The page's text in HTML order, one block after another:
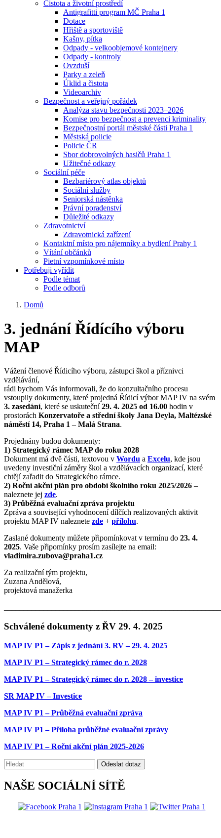
Čistota a životní prostředí
Antigrafitti program MČ Praha 1
Dotace
Hřiště a sportoviště
Kašny, pítka
Odpady - velkoobjemové kontejnery
Odpady - kontroly
Ovzduší
Parky a zeleň
Úklid a čistota
Videoarchiv
Bezpečnost a veřejný pořádek
Analýza stavu bezpečnosti 2023–2026
Komise pro bezpečnost a prevenci kriminality
Bezpečnostní portál městské části Praha 1
Městská policie
Policie ČR
Sbor dobrovolných hasičů Praha 1
Užitečné odkazy
Sociální péče
Bezbariérový atlas objektů
Sociální služby
Seniorská nástěnka
Právní poradenství
Důležité odkazy
Zdravotnictví
Zdravotnická zařízení
Kontaktní místo pro nájemníky a bydlení Prahy 1
Vítání občánků
Pietní vzpomínkové místo
Potřebuji vyřídit
Podle témat
Podle odborů
Domů
3. jednání Řídícího výboru
MAP
Vážení členové Řídicího výboru, zástupci škol a příznivci
vzdělávání,
rádi bychom Vás informovali, že do konzultačního procesu
vstoupily dokumenty, které projedná Řídicí výbor MAP IV na svém
3. zasedání, které se uskuteční 29. 4. 2025 od 16.00 hodin v
prostorách Konzervatoře a střední školy Jana Deyla, Maltézské
náměstí 14, Praha 1 – Malá Strana.
Projednány budou dokumenty:
1) Strategický rámec MAP do roku 2028
Dokument má dvě části, textovou v Wordu a Excelu, kde jsou
uvedeny investiční záměry škol a vzdělávacích organizací, které
chtějí zařadit do Strategického rámce.
2) Roční akční plán pro období školního roku 2025/2026 –
naleznete jej zde.
3) Průběžná evaluační zpráva projektu
Zpráva a související vyhodnocení dílčích realizovaných aktivit
projektu MAP IV naleznete zde + přílohu.
Zaslané dokumenty můžete připomínkovat v termínu do 23. 4.
2025. Vaše připomínky prosím zasílejte na email:
vladimira.zubova@praha1.cz
Za realizační tým projektu,
Zuzana Andělová,
projektová manažerka
Schválené dokumenty z ŘV 29. 4. 2025
MAP IV P1 – Zápis z jednání 3. RV – 29. 4. 2025
MAP IV P1 – Strategický rámec do r. 2028
MAP IV P1 – Strategický rámec do r. 2028 – investice
SR MAP IV – Investice
MAP IV P1 – Průběžná evaluační zpráva
MAP IV P1 – Příloha průběžné evaluační zprávy
MAP IV P1 – Roční akční plán 2025-2026
Vyhledávání:
Odeslat dotaz
NAŠE SOCIÁLNÍ SÍTĚ